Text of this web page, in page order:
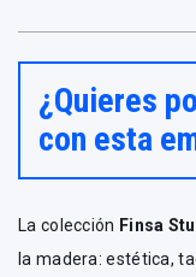
¿Quieres
con esta
La colección Finsa
la madera: estética,